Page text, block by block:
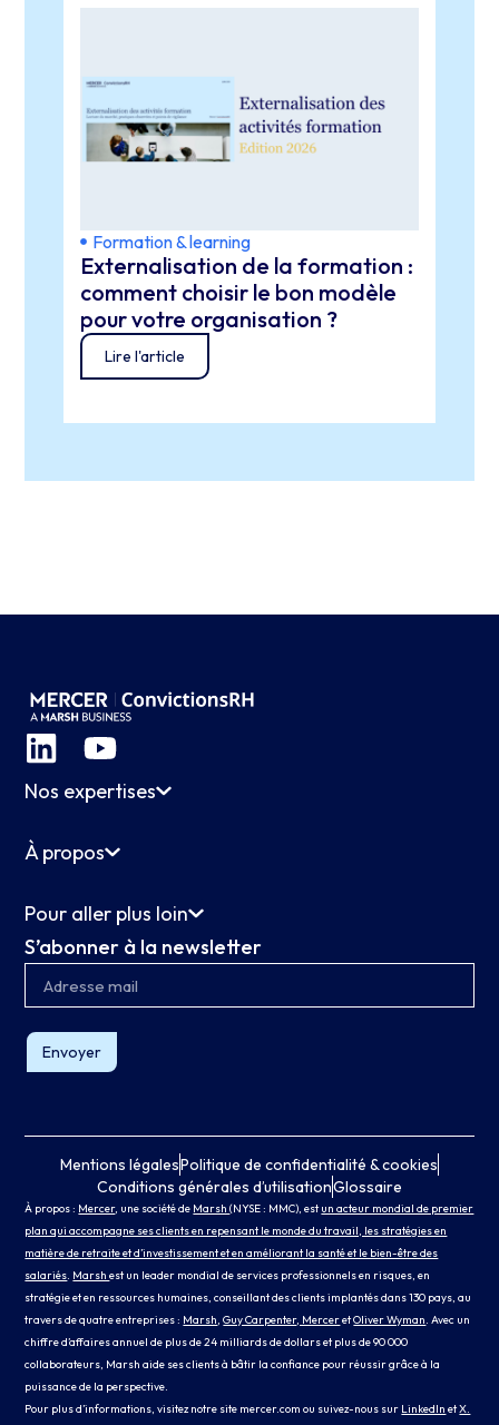
Formation & learning
Externalisation de la formation :
comment choisir le bon modèle
pour votre organisation ?
Lire l'article
Nos expertises
À propos
Pour aller plus loin
S’abonner à la newsletter
Envoyer
Mentions légalesPolitique de confidentialité & cookies
Conditions générales d’utilisationGlossaire
À propos : Mercer, une société de Marsh(NYSE : MMC), estun acteur mondial de premier
plan qui accompagne ses clients en repensant le monde du travail, les stratégies en
matière de retraite et d’investissement et en améliorant la santé et le bien-être des
salariés. Marshest un leader mondial de services professionnels en risques, en
stratégie et en ressources humaines, conseillant des clients implantés dans 130 pays, au
travers de quatre entreprises : Marsh,Guy Carpenter, MerceretOliver Wyman. Avec un
chiffre d’affaires annuel de plus de 24 milliards de dollars et plus de 90 000
collaborateurs, Marsh aide ses clients à bâtir la confiance pour réussir grâce à la
puissance de la perspective.
Pour plus d’informations, visitez notre site mercer.com ou suivez-nous sur LinkedIn etX.